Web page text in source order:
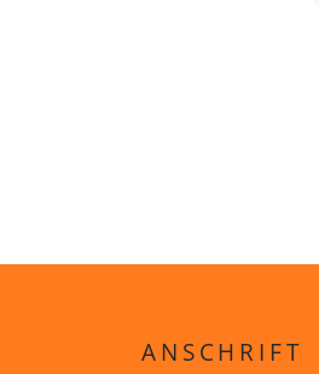
ANSCHRIFT